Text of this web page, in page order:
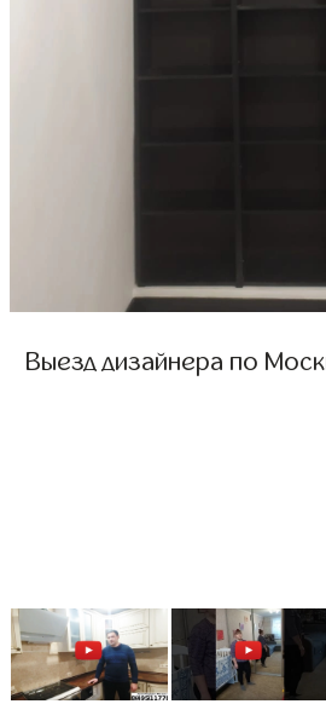
Выезд дизайнера по